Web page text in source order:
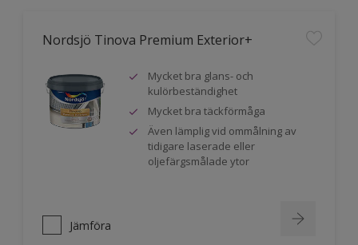
Nordsjö Tinova Premium Exterior+
Mycket bra glans- och
kulörbeständighet
Mycket bra täckförmåga
Även lämplig vid ommålning av
tidigare laserade eller
oljefärgsmålade ytor
Jämföra